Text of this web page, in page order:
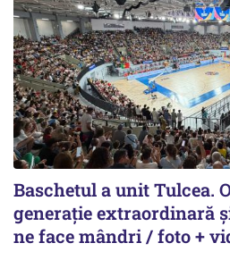
Baschetul a unit Tulcea.
generație extraordinară
ne face mândri / foto +